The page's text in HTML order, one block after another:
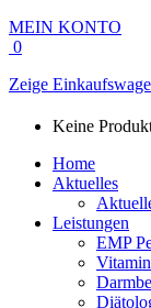
MEIN KONTO
0
Zeige
Keine
Home
Aktuelles
Leistungen
EMP